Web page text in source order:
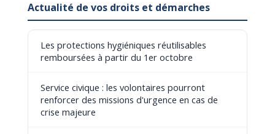
Actualité de vos droits et démarches
Les protections hygiéniques réutilisables
remboursées à partir du 1er octobre
Service civique : les volontaires pourront
renforcer des missions d'urgence en cas de
crise majeure